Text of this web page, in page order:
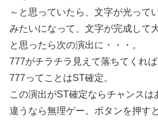
～と思っていたら、文字が光って
みたいになって、文字が完成して
と思ったら次の演出に・・・。
777がチラチラ見えて落ちてくれば
777ってことはST確定。
この演出がST確定ならチャンスは
違うなら無理ゲー。ボタンを押す